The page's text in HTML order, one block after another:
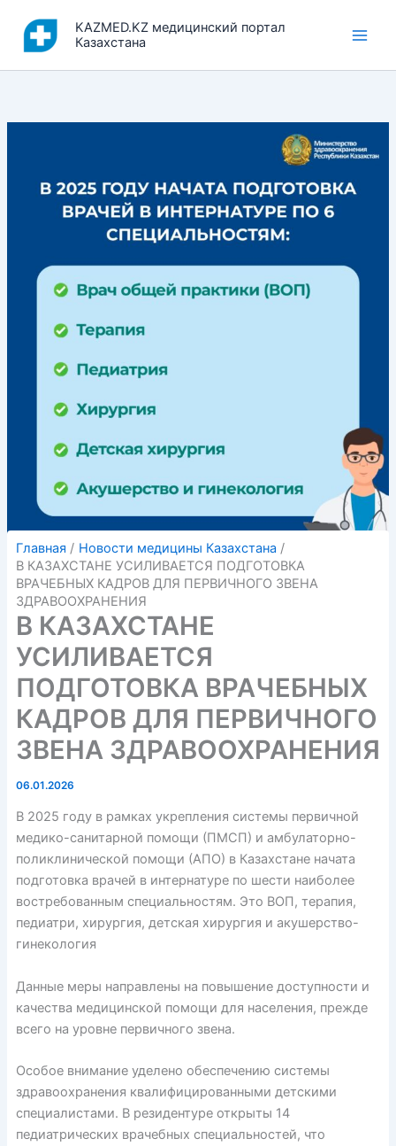
содержимому
KAZMED.KZ медицинский портал
Казахстана
Главная
Новости медицины Казахстана
В КАЗАХСТАНЕ УСИЛИВАЕТСЯ ПОДГОТОВКА
ВРАЧЕБНЫХ КАДРОВ ДЛЯ ПЕРВИЧНОГО ЗВЕНА
ЗДРАВООХРАНЕНИЯ
В КАЗАХСТАНЕ
УСИЛИВАЕТСЯ
ПОДГОТОВКА ВРАЧЕБНЫХ
КАДРОВ ДЛЯ ПЕРВИЧНОГО
ЗВЕНА ЗДРАВООХРАНЕНИЯ
06.01.2026
В 2025 году в рамках укрепления системы первичной
медико-санитарной помощи (ПМСП) и амбулаторно-
поликлинической помощи (АПО) в Казахстане начата
подготовка врачей в интернатуре по шести наиболее
востребованным специальностям. Это ВОП, терапия,
педиатри, хирургия, детская хирургия и акушерство-
гинекология
Данные меры направлены на повышение доступности и
качества медицинской помощи для населения, прежде
всего на уровне первичного звена.
Особое внимание уделено обеспечению системы
здравоохранения квалифицированными детскими
специалистами. В резидентуре открыты 14
педиатрических врачебных специальностей, что